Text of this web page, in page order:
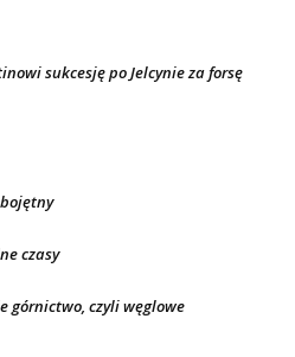
sukcesję po Jelcynie za forsę
czasy
górnictwo, czyli węglowe